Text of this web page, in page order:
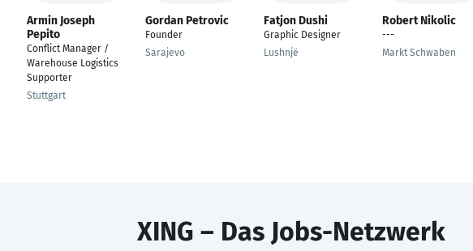
Armin Joseph
Pepito
Conflict Manager /
Warehouse Logistics
Supporter
Stuttgart
Gordan Petrovic
Founder
Sarajevo
Fatjon Dushi
Graphic Designer
Lushnjë
Robert Nikolic
---
Markt Schwaben
XING – Das Jobs-Netzwerk